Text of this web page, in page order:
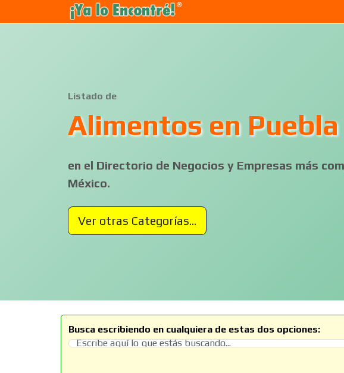
Listado de
Alimentos en Puebla
en el Directorio de Negocios y Empresas más
México.
Ver otras Categorías...
Busca escribiendo en cualquiera de estas dos opciones: